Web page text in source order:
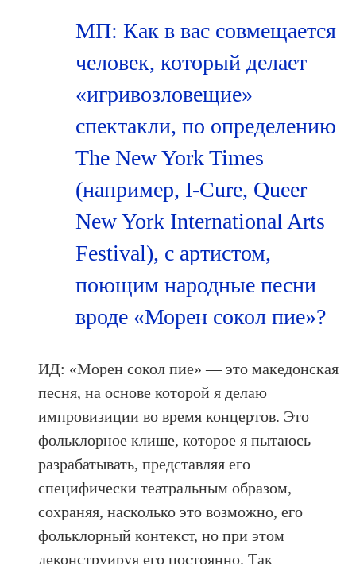
МП: Как в вас совмещается
человек, который делает
«игривозловещие»
спектакли, по определению
The New York Times
(например, I-Cure, Queer
New York International Arts
Festival), с артистом,
поющим народные песни
вроде «Морен сокол пие»?
ИД: «Морен сокол пие» — это македонская
песня, на основе которой я делаю
импровизиции во время концертов. Это
фольклорное клише, которое я пытаюсь
разрабатывать, представляя его
специфически театральным образом,
сохраняя, насколько это возможно, его
фольклорный контекст, но при этом
деконструируя его постоянно. Так